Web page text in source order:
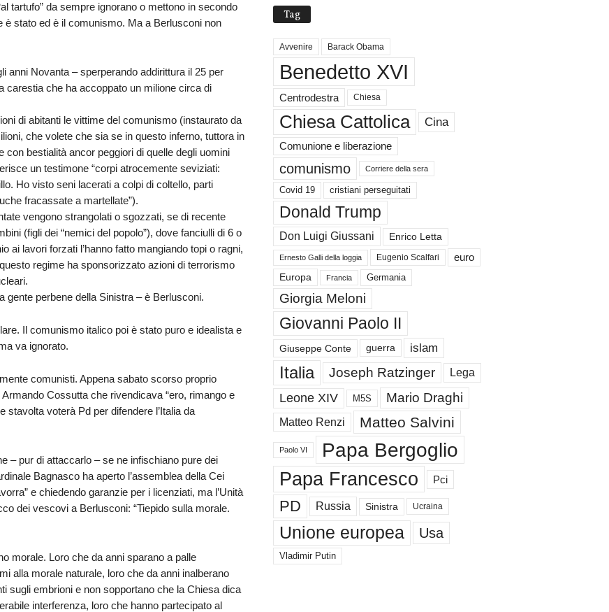
tartufo” da sempre ignorano o mettono in secondo
è stato ed è il comunismo. Ma a Berlusconi non
anni Novanta – sperperando addirittura il 25 per
carestia che ha accoppato un milione circa di
di abitanti le vittime del comunismo (instaurato da
che volete che sia se in questo inferno, tuttora in
bestialità ancor peggiori di quelle degli uomini
un testimone “corpi atrocemente seviziati:
Ho visto seni lacerati a colpi di coltello, parti
fracassate a martellate”).
vengono strangolati o sgozzati, se di recente
(figli dei “nemici del popolo”), dove fanciulli di 6 o
ai lavori forzati l’hanno fatto mangiando topi o ragni,
regime ha sponsorizzato azioni di terrorismo
gente perbene della Sinistra – è Berlusconi.
Il comunismo italico poi è stato puro e idealista e
va ignorato.
comunisti. Appena sabato scorso proprio
Cossutta che rivendicava “ero, rimango e
voterà Pd per difendere l’Italia da
– pur di attaccarlo – se ne infischiano pure dei
Bagnasco ha aperto l’assemblea della Cei
e chiedendo garanzie per i licenziati, ma l’Unità
dei vescovi a Berlusconi: “Tiepido sulla morale.
morale. Loro che da anni sparano a palle
alla morale naturale, loro che da anni inalberano
sugli embrioni e non sopportano che la Chiesa dica
interferenza, loro che hanno partecipato al
Tag
Avvenire Barack Obama
Benedetto XVI
Centrodestra Chiesa
Chiesa Cattolica Cina
Comunione e liberazione
comunismo Corriere della sera
Covid 19 cristiani perseguitati
Donald Trump
Don Luigi Giussani Enrico Letta
Ernesto Galli della loggia Eugenio Scalfari euro
Europa Francia Germania
Giorgia Meloni
Giovanni Paolo II
Giuseppe Conte guerra islam
Italia Joseph Ratzinger Lega
Leone XIV M5S Mario Draghi
Matteo Renzi Matteo Salvini
Paolo VI Papa Bergoglio
Papa Francesco Pci
PD Russia Sinistra Ucraina
Unione europea Usa
Vladimir Putin